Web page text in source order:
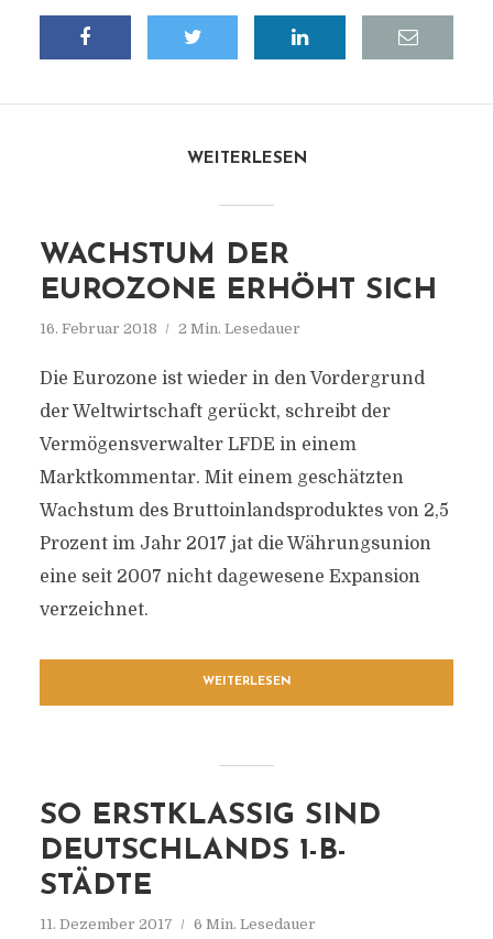
WEITERLESEN
WACHSTUM DER
EUROZONE ERHÖHT SICH
16. Februar 2018 2 Min. Lesedauer
Die Eurozone ist wieder in den Vordergrund
der Weltwirtschaft gerückt, schreibt der
Vermögensverwalter LFDE in einem
Marktkommentar. Mit einem geschätzten
Wachstum des Bruttoinlandsproduktes von 2,5
Prozent im Jahr 2017 jat die Währungsunion
eine seit 2007 nicht dagewesene Expansion
verzeichnet.
WEITERLESEN
SO ERSTKLASSIG SIND
DEUTSCHLANDS 1-B-
STÄDTE
11. Dezember 2017 6 Min. Lesedauer